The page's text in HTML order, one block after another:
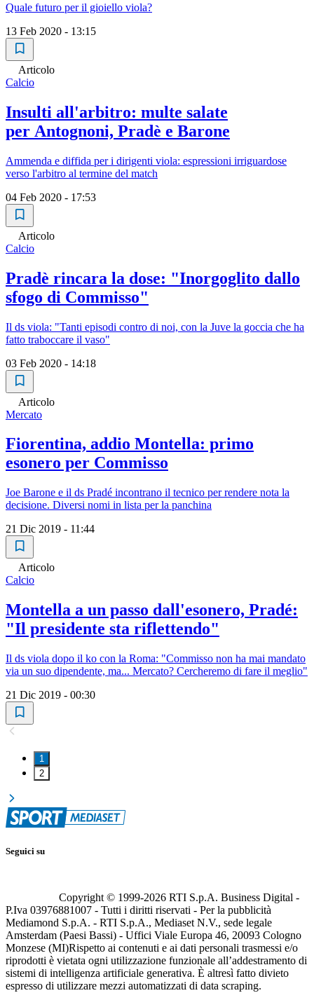
Quale futuro per il gioiello viola?
13 Feb 2020 - 13:15
Articolo
Calcio
Insulti all'arbitro: multe salate
per Antognoni, Pradè e Barone
Ammenda e diffida per i dirigenti viola: espressioni irriguardose
verso l'arbitro al termine del match
04 Feb 2020 - 17:53
Articolo
Calcio
Pradè rincara la dose: "Inorgoglito dallo
sfogo di Commisso"
Il ds viola: "Tanti episodi contro di noi, con la Juve la goccia che ha
fatto traboccare il vaso"
03 Feb 2020 - 14:18
Articolo
Mercato
Fiorentina, addio Montella: primo
esonero per Commisso
Joe Barone e il ds Pradé incontrano il tecnico per rendere nota la
decisione. Diversi nomi in lista per la panchina
21 Dic 2019 - 11:44
Articolo
Calcio
Montella a un passo dall'esonero, Pradé:
"Il presidente sta riflettendo"
Il ds viola dopo il ko con la Roma: "Commisso non ha mai mandato
via un suo dipendente, ma... Mercato? Cercheremo di fare il meglio"
21 Dic 2019 - 00:30
1
2
Seguici su
Copyright © 1999-2026 RTI S.p.A. Business Digital -
P.Iva 03976881007 - Tutti i diritti riservati - Per la pubblicità
Mediamond S.p.A. - RTI S.p.A., Mediaset N.V., sede legale
Amsterdam (Paesi Bassi) - Uffici Viale Europa 46, 20093 Cologno
Monzese (MI)Rispetto ai contenuti e ai dati personali trasmessi e/o
riprodotti è vietata ogni utilizzazione funzionale all’addestramento di
sistemi di intelligenza artificiale generativa. È altresì fatto divieto
espresso di utilizzare mezzi automatizzati di data scraping.